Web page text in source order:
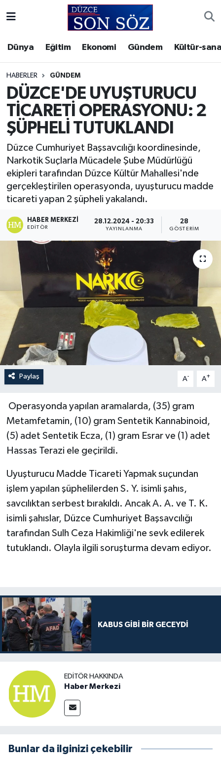
Dünya Eğitim Ekonomi Gündem Kültür-
HABERLER GÜNDEM
DÜZCE'DE UYUŞTURUCU
TİCARETİ OPERASYONU: 2
ŞÜPHELİ TUTUKLANDI
Düzce Cumhuriyet Başsavcılığı koordinesinde,
Narkotik Suçlarla Mücadele Şube Müdürlüğü
ekipleri tarafından Düzce Kültür Mahallesi'nde
gerçekleştirilen operasyonda, uyuşturucu madde
ticareti yapan 2 şüpheli yakalandı.
HABER MERKEZI
EDITÖR
28.12.2024 - 20:33
YAYINLANMA
28
GÖSTERIM
Paylaş A- A+
Operasyonda yapılan aramalarda, (35) gram
Metamfetamin, (10) gram Sentetik Kannabinoid,
(5) adet Sentetik Ecza, (1) gram Esrar ve (1) adet
Hassas Terazi ele geçirildi.
Uyuşturucu Madde Ticareti Yapmak suçundan
işlem yapılan şüphelilerden S. Y. isimli şahıs,
savcılıktan serbest bırakıldı. Ancak A. A. ve T. K.
isimli şahıslar, Düzce Cumhuriyet Başsavcılığı
tarafından Sulh Ceza Hakimliği'ne sevk edilerek
tutuklandı. Olayla ilgili soruşturma devam ediyor.
KABUS GİBİ BİR GECEYDİ
EDITÖR HAKKINDA
Haber Merkezi
Bunlar da ilginizi çekebilir
Gizlilik Sözleşmesi
İletişim
Künye
Akçakoca Hava Durumu
Akçakoca Trafik Yoğunluk Haritası
Süper Lig Puan Durumu ve Fikstür
Son Dakika Haberleri
Haber Arşivi